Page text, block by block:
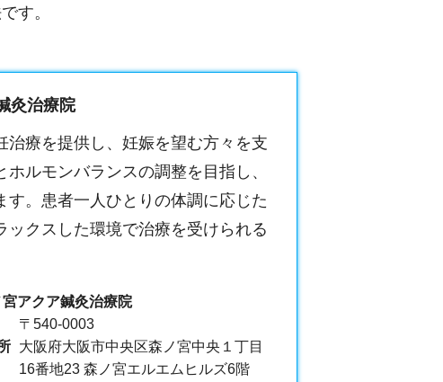
す。
灸治療院
療を提供し、妊娠を望む方々を支
ルモンバランスの調整を目指し、
。患者一人ひとりの体調に応じた
クスした環境で治療を受けられる
アクア鍼灸治療院
〒540-0003
大阪府大阪市中央区森ノ宮中央１丁目
16番地23 森ノ宮エルエムヒルズ6階